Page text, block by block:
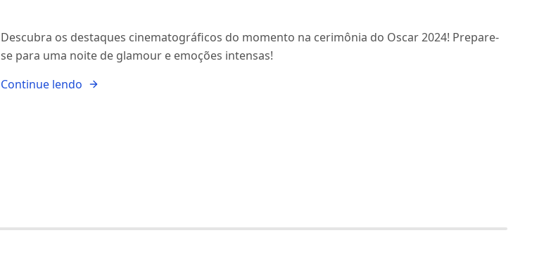
Descubra os destaques cinematográficos do momento na cerimônia do Oscar 2024! Prepare-
se para uma noite de glamour e emoções intensas!
Continue lendo